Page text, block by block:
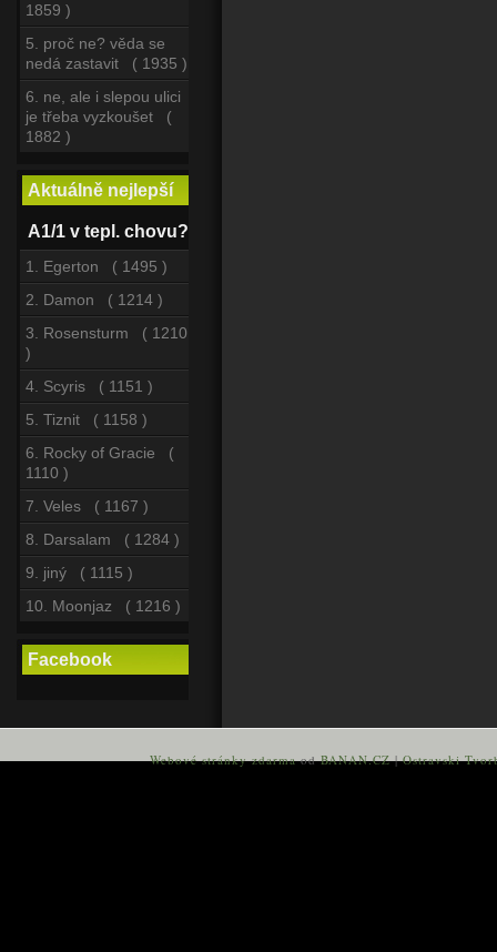
1859 )
5. proč ne? věda se
nedá zastavit ( 1935 )
6. ne, ale i slepou ulici
je třeba vyzkoušet (
1882 )
Aktuálně nejlepší
A1/1 v tepl. chovu?
1. Egerton ( 1495 )
2. Damon ( 1214 )
3. Rosensturm ( 1210
)
4. Scyris ( 1151 )
5. Tiznit ( 1158 )
6. Rocky of Gracie (
1110 )
7. Veles ( 1167 )
8. Darsalam ( 1284 )
9. jiný ( 1115 )
10. Moonjaz ( 1216 )
Facebook
Webové stránky zdarmaodBANAN.CZ|Ostravski